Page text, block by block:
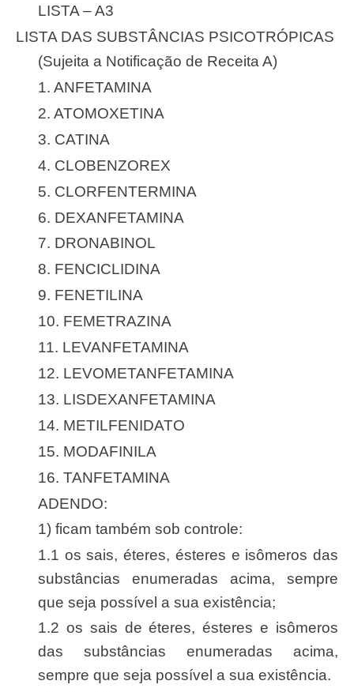
LISTA – A3
LISTA DAS SUBSTÂNCIAS PSICOTRÓPICAS
(Sujeita a Notificação de Receita A)
1. ANFETAMINA
2. ATOMOXETINA
3. CATINA
4. CLOBENZOREX
5. CLORFENTERMINA
6. DEXANFETAMINA
7. DRONABINOL
8. FENCICLIDINA
9. FENETILINA
10. FEMETRAZINA
11. LEVANFETAMINA
12. LEVOMETANFETAMINA
13. LISDEXANFETAMINA
14. METILFENIDATO
15. MODAFINILA
16. TANFETAMINA
ADENDO:
1) ficam também sob controle:
1.1 os sais, éteres, ésteres e isômeros das
substâncias enumeradas acima, sempre
que seja possível a sua existência;
1.2 os sais de éteres, ésteres e isômeros
das substâncias enumeradas acima,
sempre que seja possível a sua existência.